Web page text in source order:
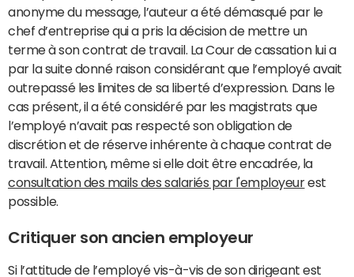
anonyme du message, l’auteur a été démasqué par le
chef d’entreprise qui a pris la décision de mettre un
terme à son contrat de travail. La Cour de cassation lui a
par la suite donné raison considérant que l’employé avait
outrepassé les limites de sa liberté d’expression. Dans le
cas présent, il a été considéré par les magistrats que
l’employé n’avait pas respecté son obligation de
discrétion et de réserve inhérente à chaque contrat de
travail. Attention, même si elle doit être encadrée, la
consultation des mails des salariés par l'employeurest
possible.
Critiquer son ancien employeur
Si l’attitude de l’employé vis-à-vis de son dirigeant est